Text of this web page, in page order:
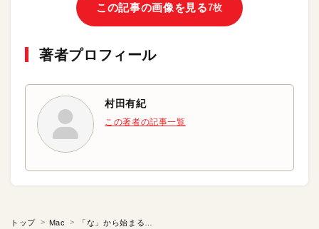
この記事の画像を見る7枚
著者プロフィール
村田有紀
この著者の記事一覧
トップ Mac